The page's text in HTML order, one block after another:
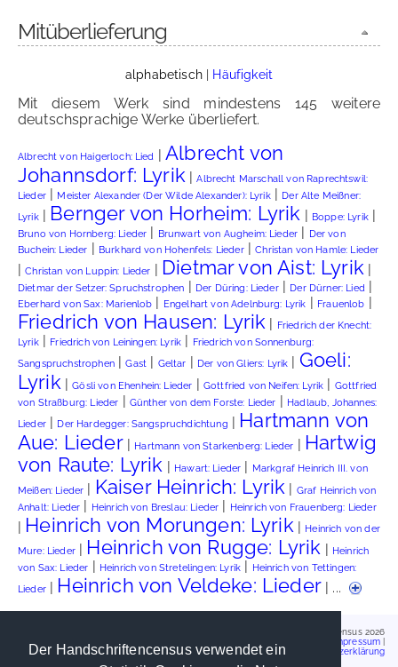
Der Handschriftencensus verwendet ein
Mitüberlieferung
alphabetisch| Häufigkeit
Mit diesem Werk sind mindestens 145 weitere
deutschsprachige Werke überliefert.
Albrecht von Haigerloch: Lied |Albrecht von
Johannsdorf: Lyrik|Albrecht Marschall von Raprechtswil:
Lieder| Meister Alexander (Der Wilde Alexander): Lyrik| Der Alte Meißner:
Lyrik| Bernger von Horheim: Lyrik | Boppe: Lyrik|
Bruno von Hornberg: Lieder | Brunwart von Augheim: Lieder | Der von
Buchein: Lieder | Burkhard von Hohenfels: Lieder|Christan von Hamle: Lieder
|Christan von Luppin: Lieder | Dietmar von Aist: Lyrik|
Dietmar der Setzer: Spruchstrophen | Der Düring: Lieder| Der Dürner: Lied|
Eberhard von Sax: Marienlob | Engelhart von Adelnburg: Lyrik | Frauenlob |
Friedrich von Hausen: Lyrik | Friedrich der Knecht:
Lyrik| Friedrich von Leiningen: Lyrik | Friedrich von Sonnenburg:
Sangspruchstrophen|Gast | Geltar | Der von Gliers: Lyrik | Goeli:
Lyrik|Gösli von Ehenhein: Lieder | Gottfried von Neifen: Lyrik | Gottfried
von Straßburg: Lieder | Günther von dem Forste: Lieder | Hadlaub, Johannes:
Lieder| Der Hardegger: Sangspruchdichtung | Hartmann von
Aue: Lieder| Hartmann von Starkenberg: Lieder | Hartwig
von Raute: Lyrik | Hawart: Lieder | Markgraf Heinrich III. von
Meißen: Lieder | Kaiser Heinrich: Lyrik | Graf Heinrich von
Anhalt: Lieder | Heinrich von Breslau: Lieder | Heinrich von Frauenberg: Lieder
| Heinrich von Morungen: Lyrik| Heinrich von der
Mure: Lieder| Heinrich von Rugge: Lyrik | Heinrich
von Sax: Lieder | Heinrich von Stretelingen: Lyrik | Heinrich von Tettingen:
Lieder| Heinrich von Veldeke: Lieder| ...
Handschriftencensus 2026
Impressum
Datenschutzerklärung